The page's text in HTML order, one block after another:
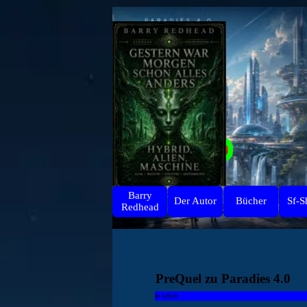
Barry
Redhead
Der Autor Bücher Sf-
PreQuel zu Paradies 4.0
In Arbeit